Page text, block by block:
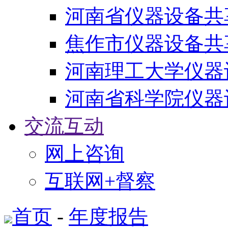
河南省仪器设备
焦作市仪器设备
河南理工大学仪
河南省科学院仪
交流互动
网上咨询
互联网+督察
首页 - 年度报告